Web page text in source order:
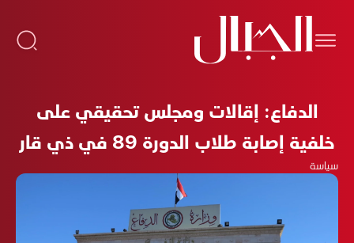
الدفاع: إقالات ومجلس تحقيقي على
خلفية إصابة طلاب الدورة 89 في ذي قار
سياسة